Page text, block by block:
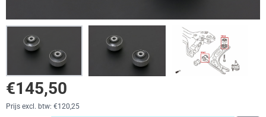
€145,50
Prijs excl. btw: €120,25